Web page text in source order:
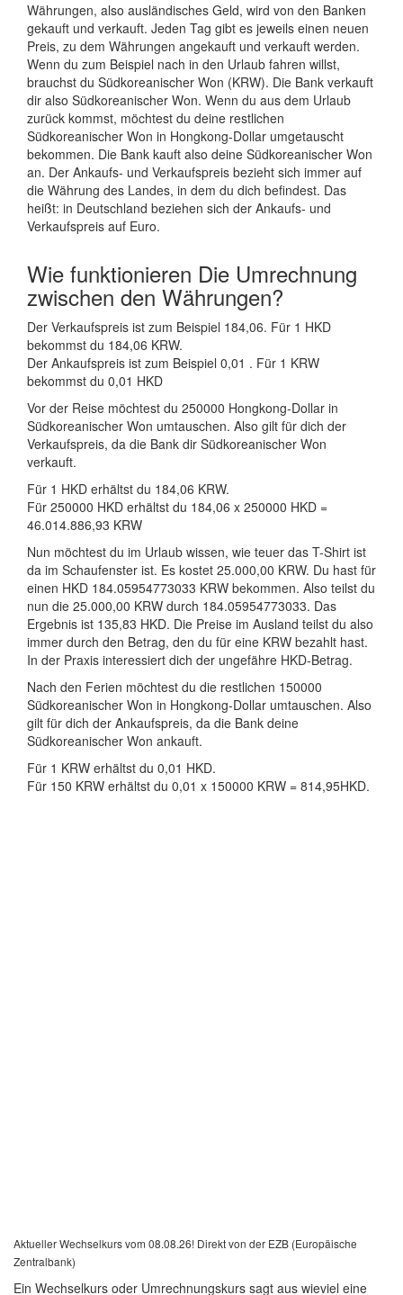
Währungen, also ausländisches Geld, wird von den Banken
gekauft und verkauft. Jeden Tag gibt es jeweils einen neuen
Preis, zu dem Währungen angekauft und verkauft werden.
Wenn du zum Beispiel nach in den Urlaub fahren willst,
brauchst du Südkoreanischer Won (KRW). Die Bank verkauft
dir also Südkoreanischer Won. Wenn du aus dem Urlaub
zurück kommst, möchtest du deine restlichen
Südkoreanischer Won in Hongkong-Dollar umgetauscht
bekommen. Die Bank kauft also deine Südkoreanischer Won
an. Der Ankaufs- und Verkaufspreis bezieht sich immer auf
die Währung des Landes, in dem du dich befindest. Das
heißt: in Deutschland beziehen sich der Ankaufs- und
Verkaufspreis auf Euro.
Wie funktionieren Die Umrechnung
zwischen den Währungen?
Der Verkaufspreis ist zum Beispiel 184,06. Für 1 HKD
bekommst du 184,06 KRW.
Der Ankaufspreis ist zum Beispiel 0,01 . Für 1 KRW
bekommst du 0,01 HKD
Vor der Reise möchtest du 250000 Hongkong-Dollar in
Südkoreanischer Won umtauschen. Also gilt für dich der
Verkaufspreis, da die Bank dir Südkoreanischer Won
verkauft.
Für 1 HKD erhältst du 184,06 KRW.
Für 250000 HKD erhältst du 184,06 x 250000 HKD =
46.014.886,93 KRW
Nun möchtest du im Urlaub wissen, wie teuer das T-Shirt ist
da im Schaufenster ist. Es kostet 25.000,00 KRW. Du hast für
einen HKD 184.05954773033 KRW bekommen. Also teilst du
nun die 25.000,00 KRW durch 184.05954773033. Das
Ergebnis ist 135,83 HKD. Die Preise im Ausland teilst du also
immer durch den Betrag, den du für eine KRW bezahlt hast.
In der Praxis interessiert dich der ungefähre HKD-Betrag.
Nach den Ferien möchtest du die restlichen 150000
Südkoreanischer Won in Hongkong-Dollar umtauschen. Also
gilt für dich der Ankaufspreis, da die Bank deine
Südkoreanischer Won ankauft.
Für 1 KRW erhältst du 0,01 HKD.
Für 150 KRW erhältst du 0,01 x 150000 KRW = 814,95HKD.
Aktueller Wechselkurs vom 08.08.26! Direkt von der EZB (Europäische
Zentralbank)
Ein Wechselkurs oder Umrechnungskurs sagt aus wieviel eine